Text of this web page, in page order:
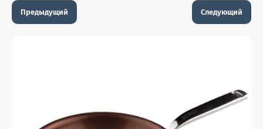
Предыдущий Следующий